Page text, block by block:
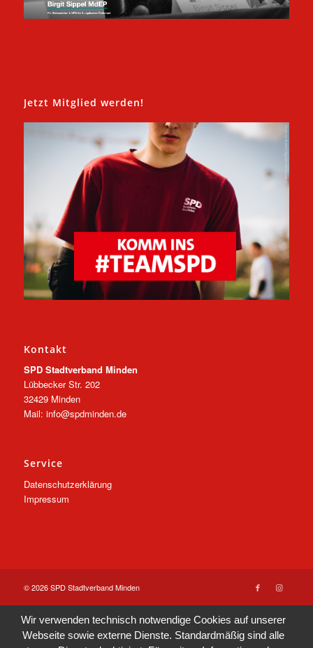
Jetzt Mitglied werden!
Kontakt
SPD Stadtverband Minden
Lübbecker Str. 202
32429 Minden
Mail: info@spdminden.de
Service
Datenschutzerklärung
Impressum
© 2026 SPD Stadtverband Minden
Wir verwenden technisch notwendige Cookies auf unserer
Webseite sowie externe Dienste. Standardmäßig sind alle